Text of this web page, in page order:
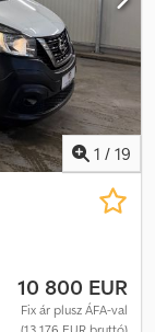
1 / 19
10 800 EUR
Fix ár plusz ÁFA-val